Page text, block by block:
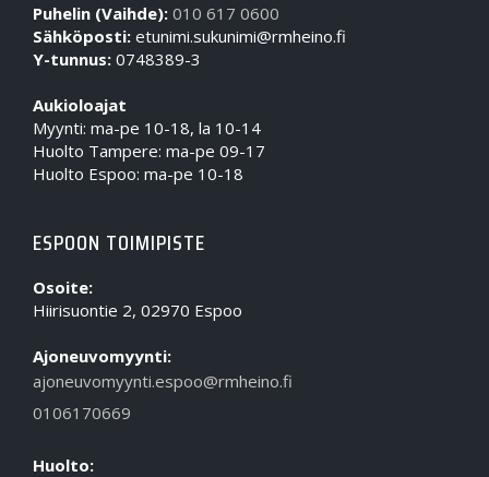
Puhelin (Vaihde): 010 617 0600
Sähköposti: etunimi.sukunimi@rmheino.fi
Y-tunnus: 0748389-3
Aukioloajat
Myynti: ma-pe 10-18, la 10-14
Huolto Tampere: ma-pe 09-17
Huolto Espoo: ma-pe 10-18
ESPOON TOIMIPISTE
Osoite:
Hiirisuontie 2, 02970 Espoo
Ajoneuvomyynti:
ajoneuvomyynti.espoo@rmheino.fi
0106170669
Huolto: